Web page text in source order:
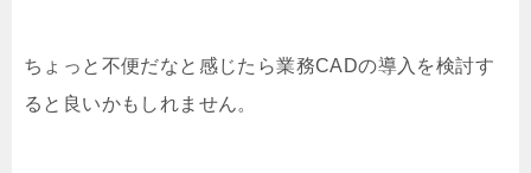
ちょっと不便だなと感じたら業務CADの導入を検討す
ると良いかもしれません。